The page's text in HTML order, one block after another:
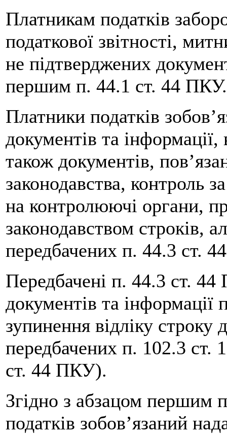
Платникам податків
податкової звітності,
не підтверджених
першим п. 44.1 ст. 44 ПКУ.
Платники податків
документів та
також документів,
законодавства, контроль
на контролюючі органи,
законодавством строків,
передбачених п. 44.3 ст.
Передбачені п. 44.3 ст.
документів та
зупинення відліку строку
передбачених п. 102.3
ст. 44 ПКУ).
Згідно з абзацом першим
податків зобов’язаний